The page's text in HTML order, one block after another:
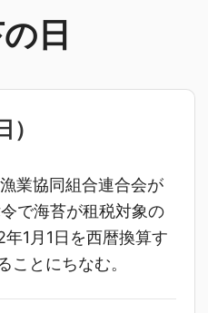
日
）
業協同組合連合会が
で海苔が租税対象の
1月1日を西暦換算す
ことにちなむ。